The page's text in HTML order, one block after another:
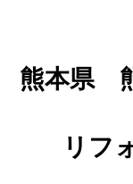
熊本県
リフ